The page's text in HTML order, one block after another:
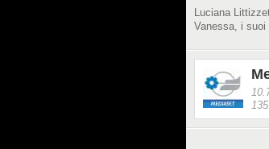
Luciana
Vanessa, i suoi